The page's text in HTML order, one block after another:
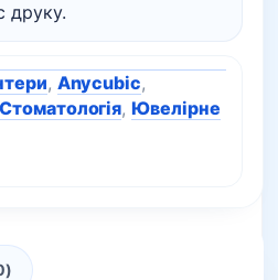
друку.
, Anycubic,
Стоматологія,Ювелірне